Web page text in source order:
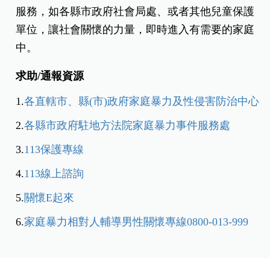
服務，如各縣市政府社會局處、或者其他兒童保護
單位，讓社會關懷的力量，即時進入有需要的家庭
中。
求助/通報資源
1.各直轄市、縣(市)政府家庭暴力及性侵害防治中心
2.各縣市政府駐地方法院家庭暴力事件服務處
3.113保護專線
4.113線上諮詢
5.關懷E起來
6.家庭暴力相對人輔導男性關懷專線0800-013-999